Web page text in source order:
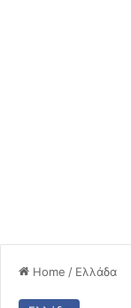
Home / Ελλάδα